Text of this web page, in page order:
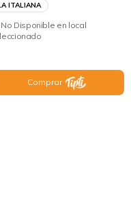
ITALIANA
No Disponible en local
Comprar